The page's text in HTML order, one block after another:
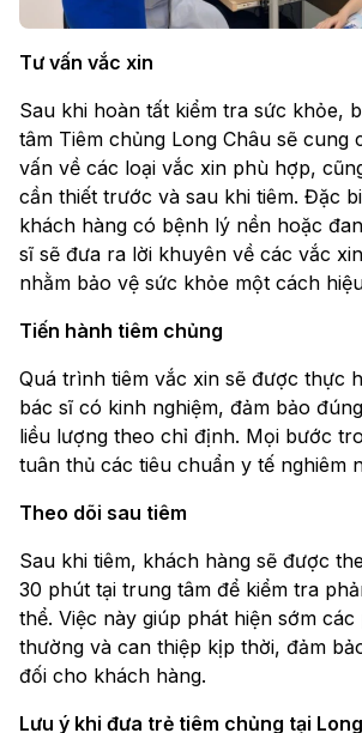
Tư vấn vắc xin
Sau khi hoàn tất kiểm tra sức khỏe,
tâm Tiêm chủng Long Châu sẽ cung
vấn về các loại vắc xin phù hợp,
cần thiết trước và sau khi tiêm. Đặc
khách hàng có bệnh lý nền hoặc
sĩ sẽ đưa ra lời khuyên về các vắc
nhằm bảo vệ sức khỏe một cách
Tiến hành tiêm chủng
Quá trình tiêm vắc xin sẽ được thực
bác sĩ có kinh nghiệm, đảm bảo
liều lượng theo chỉ định. Mọi bước
tuân thủ các tiêu chuẩn y tế nghiêm
Theo dõi sau tiêm
Sau khi tiêm, khách hàng sẽ được
30 phút tại trung tâm để kiểm tra
thể. Việc này giúp phát hiện sớm
thường và can thiệp kịp thời, đảm
đối cho khách hàng.
Lưu ý khi đưa trẻ tiêm chủng tại